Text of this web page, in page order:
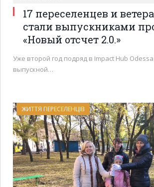
17 переселенцев и
стали выпускниками
«Новый отсчет 2.0.»
Уже второй год подряд в Impact Hub
выпускной…
ЖИТТЯ ПЕРЕСЕЛЕНЦІВ